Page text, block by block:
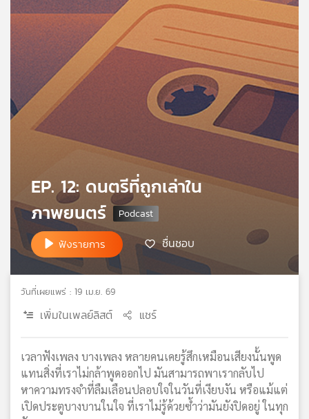
ข่าว
และ
กิจกรรม
เกี่ยว
กับ
เรา
วิทยุ
ไทย
พี
บี
แผนที่
ข่าย
EP. 12: ดนตรีที่ถูกเล่าใน
ภาพยนตร์
ฟังรายการ ชื่นชอบ
วันที่เผยแพร่ : 19 เม.ย. 69
เพิ่มในเพลย์ลิสต์ แชร์
เวลาฟังเพลง บางเพลง หลายคนเคยรู้สึกเหมือนเสียงนั้นพูด
แทนสิ่งที่เราไม่กล้าพูดออกไป มันสามารถพาเรากลับไป
หาความทรงจำที่ลืมเลือนปลอบใจในวันที่เงียบงัน หรือแม้แต่
เปิดประตูบางบานในใจ ที่เราไม่รู้ด้วยซ้ำว่ามันยังปิดอยู่ ในทุก